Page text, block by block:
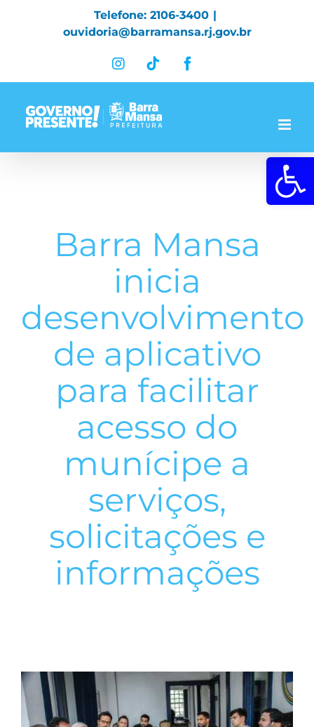
Abrir a
Telefone: 2106-3400 |
ouvidoria@barramansa.rj.gov.br
InstagramTiktok
Barra Mansa
inicia
desenvolvimento
de aplicativo
para facilitar
acesso do
munícipe a
serviços,
solicitações e
informações
View
Larger
Image